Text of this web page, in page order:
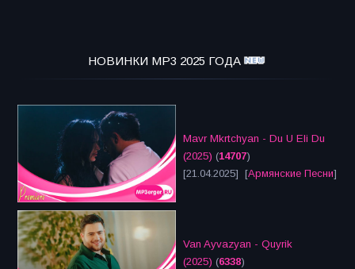
НОВИНКИ MP3 2025 ГОДА
Mavr Mkrtchyan - Du U Eli Du
(2025) (14707)
[21.04.2025] [Армянские Песни]
Van Ayvazyan - Quyrik
(2025) (6338)